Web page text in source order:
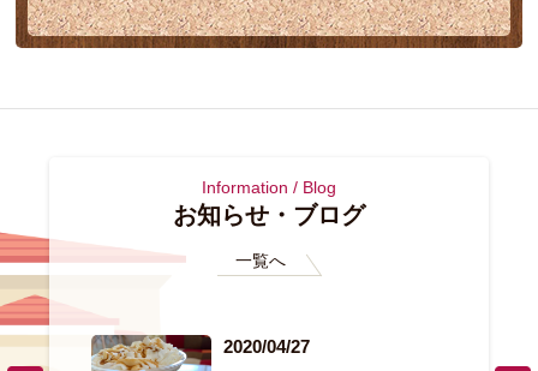
Information / Blog
お知らせ・ブログ
一覧へ
2020/04/27